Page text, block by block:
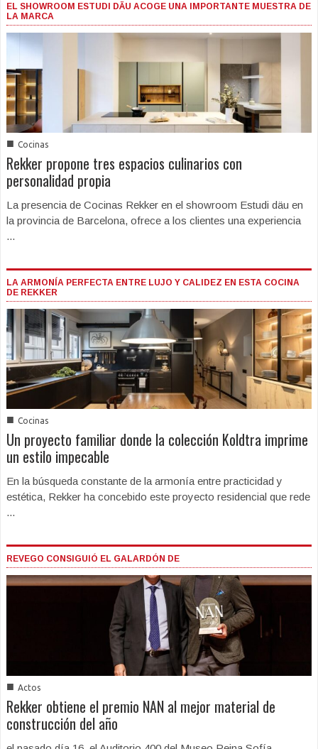
EL SHOWROOM ESTUDI DÄU ACOGE UNA IMPORTANTE MUESTRA DE
LA MARCA
■ Cocinas
Rekker propone tres espacios culinarios con
personalidad propia
La presencia de Cocinas Rekker en el showroom Estudi däu en
la provincia de Barcelona, ofrece a los clientes una experiencia
...
LA ARMONÍA PERFECTA ENTRE LUJO Y CALIDEZ EN ESTA COCINA
DE REKKER
■ Cocinas
Un proyecto familiar donde la colección Koldtra imprime
un estilo impecable
En la búsqueda constante de la armonía entre practicidad y
estética, Rekker ha concebido este proyecto residencial que rede
...
REVEGO CONSIGUIÓ EL GALARDÓN DE
■ Actos
Rekker obtiene el premio NAN al mejor material de
construcción del año